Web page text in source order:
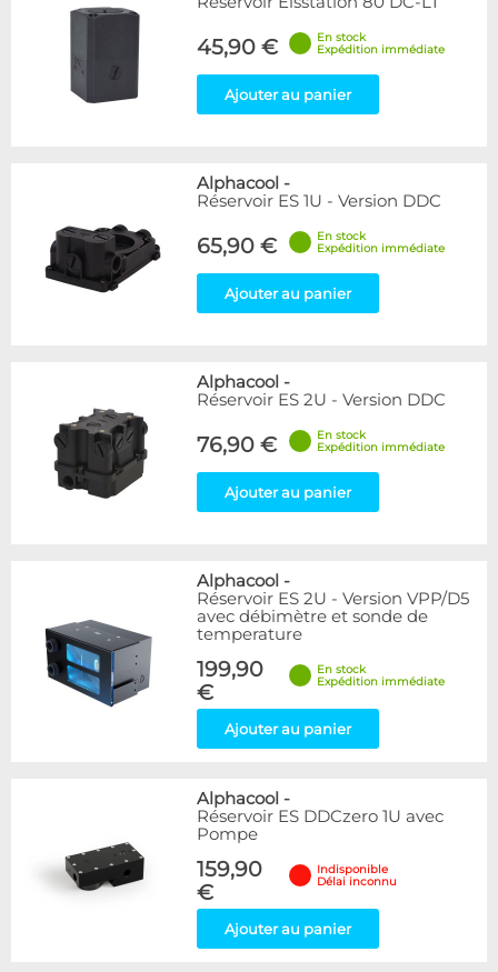
45,90 €
En stock
Expédition immédiate
Ajouter au panier
Alphacool -
Réservoir ES 1U - Version DDC
65,90 €
En stock
Expédition immédiate
Ajouter au panier
Alphacool -
Réservoir ES 2U - Version DDC
76,90 €
En stock
Expédition immédiate
Ajouter au panier
Alphacool -
Réservoir ES 2U - Version VPP/D5
avec débimètre et sonde de
temperature
199,90
€
En stock
Expédition immédiate
Ajouter au panier
Alphacool -
Réservoir ES DDCzero 1U avec
Pompe
159,90
€
Indisponible
Délai inconnu
Ajouter au panier